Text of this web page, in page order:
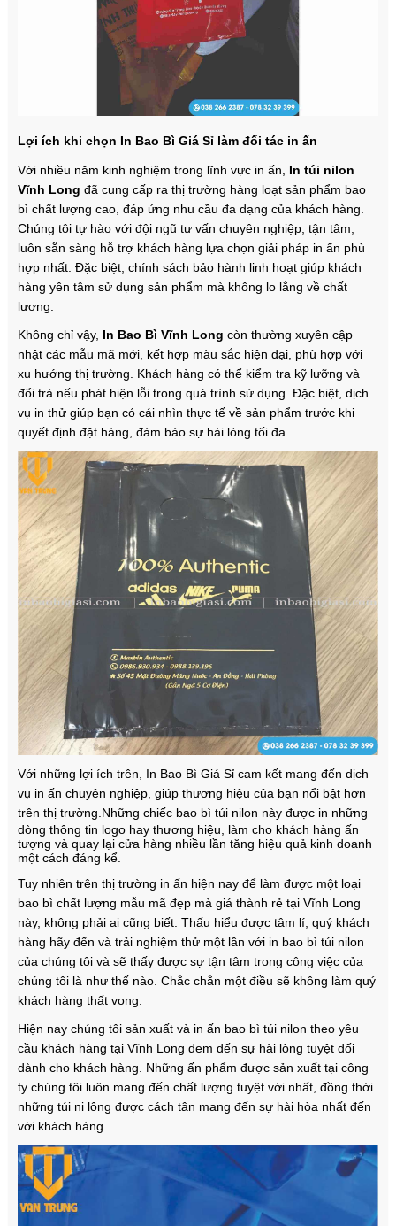
Lợi ích khi chọn In Bao Bì Giá Sỉ làm đối tác in ấn
Với nhiều năm kinh nghiệm trong lĩnh vực in ấn, In túi nilon
Vĩnh Long đã cung cấp ra thị trường hàng loạt sản phẩm bao
bì chất lượng cao, đáp ứng nhu cầu đa dạng của khách hàng.
Chúng tôi tự hào với đội ngũ tư vấn chuyên nghiệp, tận tâm,
luôn sẵn sàng hỗ trợ khách hàng lựa chọn giải pháp in ấn phù
hợp nhất. Đặc biệt, chính sách bảo hành linh hoạt giúp khách
hàng yên tâm sử dụng sản phẩm mà không lo lắng về chất
lượng.
Không chỉ vậy, In Bao Bì Vĩnh Long còn thường xuyên cập
nhật các mẫu mã mới, kết hợp màu sắc hiện đại, phù hợp với
xu hướng thị trường. Khách hàng có thể kiểm tra kỹ lưỡng và
đổi trả nếu phát hiện lỗi trong quá trình sử dụng. Đặc biệt, dịch
vụ in thử giúp bạn có cái nhìn thực tế về sản phẩm trước khi
quyết định đặt hàng, đảm bảo sự hài lòng tối đa.
Với những lợi ích trên, In Bao Bì Giá Sỉ cam kết mang đến dịch
vụ in ấn chuyên nghiệp, giúp thương hiệu của bạn nổi bật hơn
trên thị trường.Những chiếc bao bì túi nilon này được in những
dòng thông tin logo hay thương hiệu, làm cho khách hàng ấn
tượng và quay lại cửa hàng nhiều lần tăng hiệu quả kinh doanh
một cách đáng kể.
Tuy nhiên trên thị trường in ấn hiện nay để làm được một loại
bao bì chất lượng mẫu mã đẹp mà giá thành rẻ tại Vĩnh Long
này, không phải ai cũng biết. Thấu hiểu được tâm lí, quý khách
hàng hãy đến và trải nghiệm thử một lần với in bao bì túi nilon
của chúng tôi và sẽ thấy được sự tận tâm trong công việc của
chúng tôi là như thế nào. Chắc chắn một điều sẽ không làm quý
khách hàng thất vọng.
Hiện nay chúng tôi sản xuất và in ấn bao bì túi nilon theo yêu
cầu khách hàng tại Vĩnh Long đem đến sự hài lòng tuyệt đối
dành cho khách hàng. Những ấn phẩm được sản xuất tại công
ty chúng tôi luôn mang đến chất lượng tuyệt vời nhất, đồng thời
những túi ni lông được cách tân mang đến sự hài hòa nhất đến
với khách hàng.